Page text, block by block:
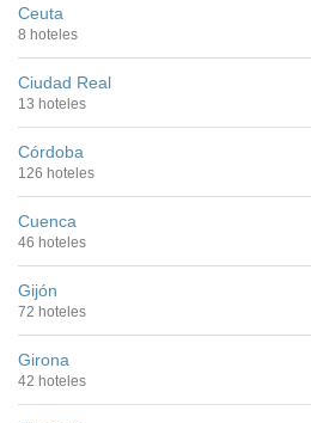
Ceuta
8 hoteles
Ciudad Real
13 hoteles
Córdoba
126 hoteles
Cuenca
46 hoteles
Gijón
72 hoteles
Girona
42 hoteles